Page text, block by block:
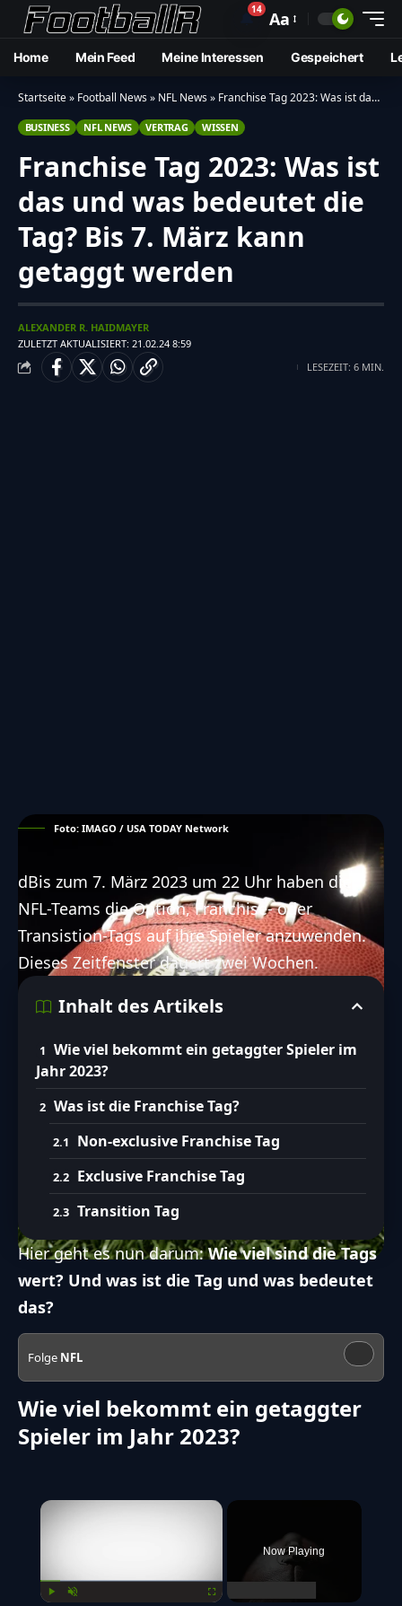
🔔14 Aa
Home Mein Feed Meine Interessen Gespeichert
Startseite» Football News» NFL News» Franchise Tag 2023: Was ist das und was bedeutet die Tag? Bis 7. März kann getaggt werden
BUSINESS NFL NEWS VERTRAG WISSEN
Franchise Tag 2023: Was ist
das und was bedeutet die
Tag? Bis 7. März kann
getaggt werden
ZULETZT AKTUALISIERT: 21.02.24 8:59
ALEXANDER R. HAIDMAYER
LESEZEIT: 6 MIN.
Foto: IMAGO / USA TODAY Network
dBis zum 7. März 2023 um 22 Uhr haben die
NFL-Teams die Option, Franchise- oder
Transistion-Tags auf ihre Spieler anzuwenden.
Dieses Zeitfenster dauert zwei Wochen.
Inhalt des Artikels
Wie viel bekommt ein getaggter Spieler im
Jahr 2023?
Was ist die Franchise Tag?
Non-exclusive Franchise Tag
Exclusive Franchise Tag
Transition Tag
Hier geht es nun darum:Wie viel sind die Tags
wert? Und was ist die Tag und was bedeutet
das?
Folge NFL
Wie viel bekommt ein getaggter
Spieler im Jahr 2023?
×
Now Playing